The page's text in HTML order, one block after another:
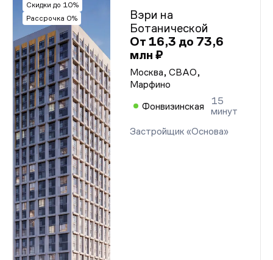
Скидки до 10%
Рассрочка 0%
Вэри на
Ботанической
От 16,3 до 73,6
млн ₽
Москва, СВАО,
Марфино
Фонвизинская
15
минут
Застройщик «Основа»